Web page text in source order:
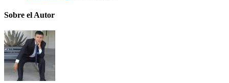
Sobre el Autor